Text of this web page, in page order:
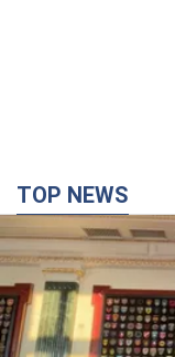
TOP NEWS